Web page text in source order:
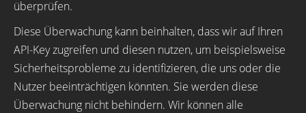
überprüfen.
Diese Überwachung kann beinhalten, dass wir auf Ihren
API-Key zugreifen und diesen nutzen, um beispielsweise
Sicherheitsprobleme zu identifizieren, die uns oder die
Nutzer beeinträchtigen könnten. Sie werden diese
Überwachung nicht behindern. Wir können alle